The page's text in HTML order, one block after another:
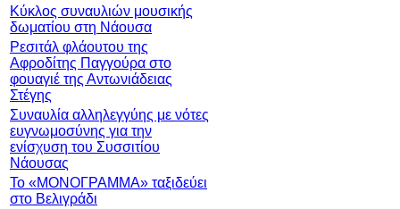
Κύκλος συναυλιών μουσικής
δωματίου στη Νάουσα
Ρεσιτάλ φλάουτου της
Αφροδίτης Παγγούρα στο
φουαγιέ της Αντωνιάδειας
Στέγης
Συναυλία αλληλεγγύης με νότες
ευγνωμοσύνης για την
ενίσχυση του Συσσιτίου
Νάουσας
Το «ΜΟΝΟΓΡΑΜΜΑ» ταξιδεύει
στο Βελιγράδι